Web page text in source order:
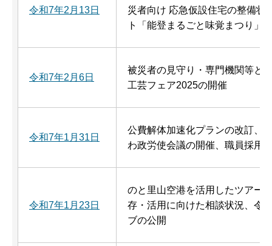
令和7年2月13日
災者向け 応急仮設住宅の整備状
ト「能登まるごと味覚まつり」
令和7年2月6日
被災者の見守り・専門機関等と
工芸フェア2025の開催
令和7年1月31日
公費解体加速化プランの改訂、
わ政労使会議の開催、職員採用
令和7年1月23日
のと里山空港を活用したツアー
存・活用に向けた相談状況、令
ブの公開